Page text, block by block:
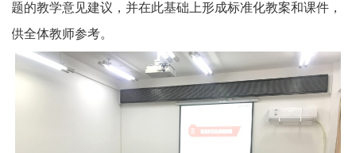
题的教学意见建议，并在此基础上形成标准化教案和课件，
供全体教师参考。